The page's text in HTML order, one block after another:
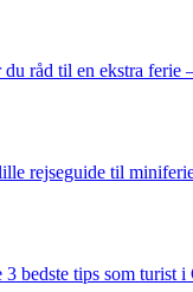
du råd til en ekstra ferie
rejseguide til
bedste tips som turist i